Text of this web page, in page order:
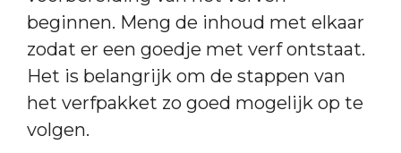
beginnen. Meng de inhoud met elkaar
zodat er een goedje met verf ontstaat.
Het is belangrijk om de stappen van
het verfpakket zo goed mogelijk op te
volgen.